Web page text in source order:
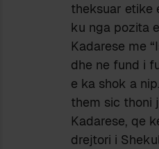
theksuar etike
ku nga pozita
Kadarese me
dhe ne fund i
e ka shok a
them sic thoni
Kadarese, qe
drejtori i